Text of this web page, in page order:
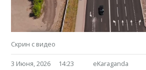
Скрин с видео
3 Июня, 2026 14:23 eKaraganda